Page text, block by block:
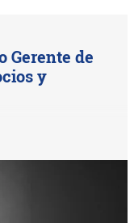
Gerente de
y